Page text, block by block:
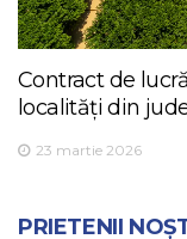
Contract de
localități din
23 martie 2026
PRIETENII